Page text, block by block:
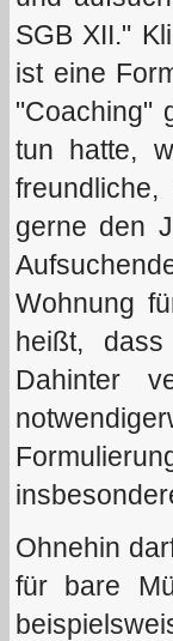
SGB XII."
ist eine
"Coaching"
tun hatte,
gerne den
Wohnung
heißt,
Dahinter
Ohnehin
für bare